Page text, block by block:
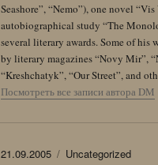
Seashore”, “Nemo”), one novel
autobiographical study “The
several literary awards. Some of his
by literary magazines “Novy Mir”,
“Kreshchatyk”, “Our Street”, and
Посмотреть все записи автора DM
Опубликовано
21.09.2005 Рубрики
Uncategorized